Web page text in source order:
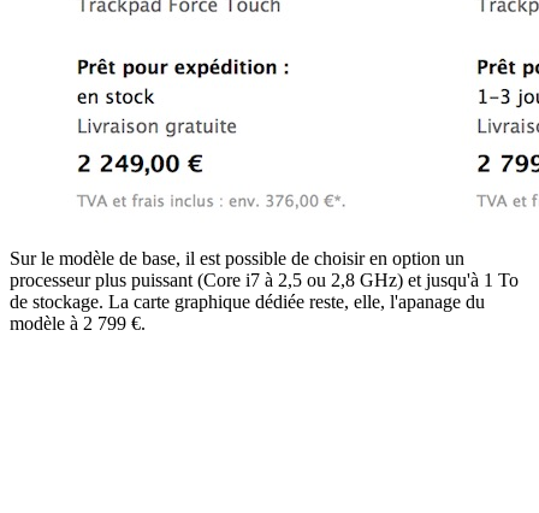
Sur le modèle de base, il est possible de choisir en option un
processeur plus puissant (Core i7 à 2,5 ou 2,8 GHz) et jusqu'à 1 To
de stockage. La carte graphique dédiée reste, elle, l'apanage du
modèle à 2 799 €.